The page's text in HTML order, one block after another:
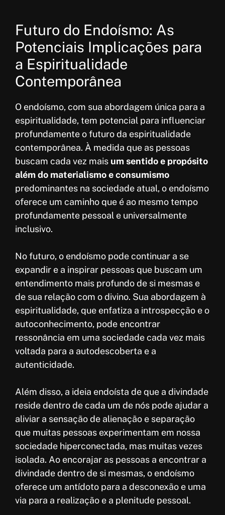
Futuro do Endoísmo: As
Potenciais Implicações para
a Espiritualidade
Contemporânea
O endoísmo, com sua abordagem única para a
espiritualidade, tem potencial para influenciar
profundamente o futuro da espiritualidade
contemporânea. À medida que as pessoas
buscam cada vez mais um sentido e propósito
além do materialismo e consumismo
predominantes na sociedade atual, o endoísmo
oferece um caminho que é ao mesmo tempo
profundamente pessoal e universalmente
inclusivo.
No futuro, o endoísmo pode continuar a se
expandir e a inspirar pessoas que buscam um
entendimento mais profundo de si mesmas e
de sua relação com o divino. Sua abordagem à
espiritualidade, que enfatiza a introspecção e o
autoconhecimento, pode encontrar
ressonância em uma sociedade cada vez mais
voltada para a autodescoberta e a
autenticidade.
Além disso, a ideia endoísta de que a divindade
reside dentro de cada um de nós pode ajudar a
aliviar a sensação de alienação e separação
que muitas pessoas experimentam em nossa
sociedade hiperconectada, mas muitas vezes
isolada. Ao encorajar as pessoas a encontrar a
divindade dentro de si mesmas, o endoísmo
oferece um antídoto para a desconexão e uma
via para a realização e a plenitude pessoal.